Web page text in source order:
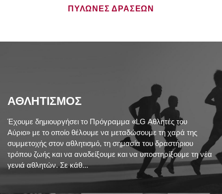
ΠΥΛΩΝΕΣ ΔΡΑΣΕΩΝ
ΑΘΛΗΤΙΣΜΟΣ
Έχουμε δημιουργήσει το Πρόγραμμα «LG Αθλητές του
Αύριο» με το οποίο θέλουμε να μεταδώσουμε τη χαρά της
συμμετοχής στον αθλητισμό, τη σημασία του δραστήριου
τρόπου ζωής και να αναδείξουμε και να υποστηρίξουμε τη νέα
γενιά αθλητών. Σε κάθ...